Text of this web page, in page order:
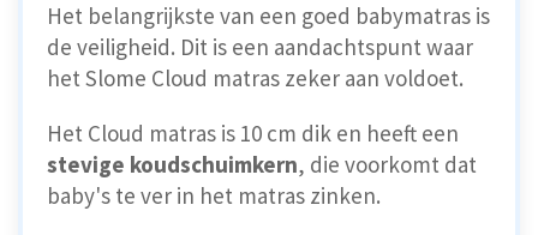
Het belangrijkste van een goed babymatras is
de veiligheid. Dit is een aandachtspunt waar
het Slome Cloud matras zeker aan voldoet.
Het Cloud matras is 10 cm dik en heeft een
stevige koudschuimkern, die voorkomt dat
baby's te ver in het matras zinken.